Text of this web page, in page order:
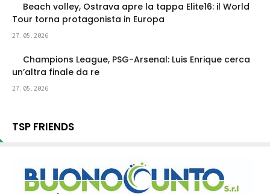
Beach volley, Ostrava apre la tappa Elite16: il World
Tour torna protagonista in Europa
27.05.2026
Champions League, PSG-Arsenal: Luis Enrique cerca
un’altra finale da re
27.05.2026
TSP FRIENDS